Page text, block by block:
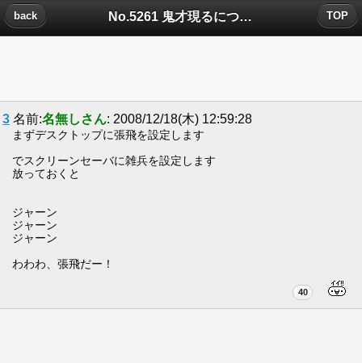
No.5261 鬼才現るについたコメント
back TOP
3 名前:名無しさん: 2008/12/18(木) 12:59:28
まずデスクトップに張飛を設定します
でスクリーンセーバに雑兵を設定します
放っておくと
ジャーン
ジャーン
ジャーン
わわわ、張飛だー！
40